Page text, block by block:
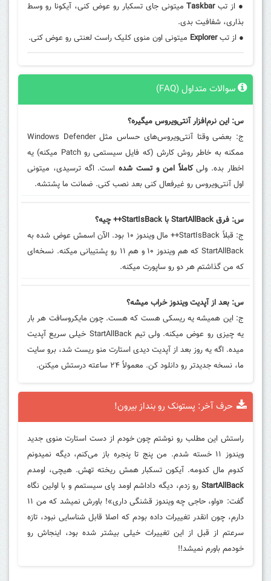
● از تبTaskbar میتونی جای تسکبار رو عوض کنی، آیکونا رو وسط
بذاری، شفافیت بدی.
● از تبExplorer میتونی اون منوی کلیک راست لعنتی رو عوض کنی.
سوالات متداول (FAQ)
س: این نرم‌افزار آنتی‌ویروس میگیره؟
ج: بعضی وقتا آنتی‌ویروس‌های حساس مثل Windows Defender
ممکنه به خاطر روش کارش (که فایل سیستمی رو Patch میکنه) یه
اخطار بده. ولیکاملاً امن و تست شدهاست. اگه ترسیدی، میتونی
اول آنتی‌ویروس رو غیرفعال کنی بعد نصب کنی. ضمانت ما پشتشه.
س: فرق StartAllBack با StartIsBack++ چیه؟
ج: قبلاً StartIsBack++ مال ویندوز ۱۰ بود. الآن اسمش عوض شده به
StartAllBack که هم ویندوز ۱۰ و هم ۱۱ رو پشتیبانی میکنه. نسخه‌ای
که من گذاشتم هر دو رو ساپورت میکنه.
س: بعد از آپدیت ویندوز خراب میشه؟
ج: این همیشه یه ریسکی هست که هست. چون مایکروسافت هر بار
یه چیزی رو عوض میکنه. ولی تیم StartAllBack خیلی سریع آپدیت
میده. اگه یه روز بعد از آپدیت دیدی استارت منو ریست شد، برو سایت
ما، نسخه جدیدتر رو دانلود کن. معمولاً ۲۴ ساعته درستش میکنن.
حرف آخر: پستونک رو بنداز بیرون!
راستش این مطلب رو نوشتم چون خودم از دست استارت منوی جدید
ویندوز ۱۱ خسته شدم. من پنج تا پنجره باز می‌کنم، دیگه نمیدونم
کدوم مال کدومه. آیکون تسکبار همش ریخته تهش. هیچی، اومدم
StartAllBack رو زدم، دیگه داداشم اومد پای سیستمم و با اولین نگاه
گفت: «واو، حاجی چه ویندوز قشنگی داری»! باورش نمیشد که من ۱۱
دارم، چون انقدر تغییرات داده بودم که اصلا قابل شناسایی نبود، تازه
سرعتم از قبل از این تغییرات خیلی بیشتر شده بود، اینجاش رو
خودمم باورم نمیشد!!